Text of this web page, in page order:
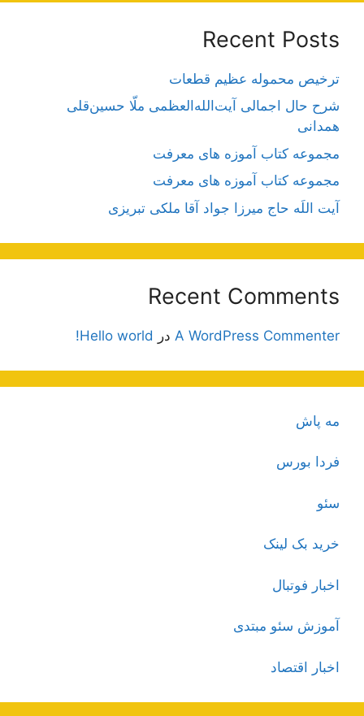
Recent Posts
ترخیص محموله عظیم قطعات
شرح حال اجمالی آیت‌الله‌العظمی ملّا حسین‌قلی
همدانی
مجموعه کتاب آموزه های معرفت
مجموعه کتاب آموزه های معرفت
آیت اللَه حاج میرزا جواد آقا ملکی تبریزی
Recent Comments
A WordPress Commenter در Hello world!
مه پاش
فردا بورس
سئو
خرید بک لینک
اخبار فوتبال
آموزش سئو مبتدی
اخبار اقتصاد